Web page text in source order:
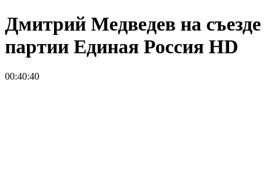
Дмитрий Медведев на съезде
партии Единая Россия HD
00:40:40